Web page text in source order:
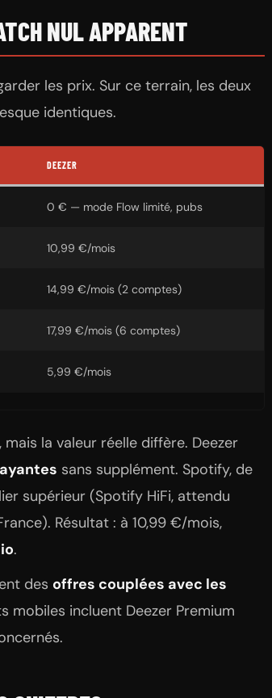
NUL APPARENT
les prix. Sur ce terrain, les deux
identiques.
DEEZER
0 € — mode Flow limité, pubs
10,99 €/mois
14,99 €/mois (2 comptes)
17,99 €/mois (6 comptes)
5,99 €/mois
la valeur réelle diffère. Deezer
sans supplément. Spotify, de
supérieur (Spotify HiFi, attendu
Résultat : à 10,99 €/mois,
.
des offres couplées avec les
mobiles incluent Deezer Premium